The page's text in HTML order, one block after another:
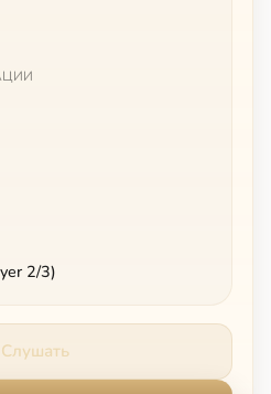
2/3)
Слушать